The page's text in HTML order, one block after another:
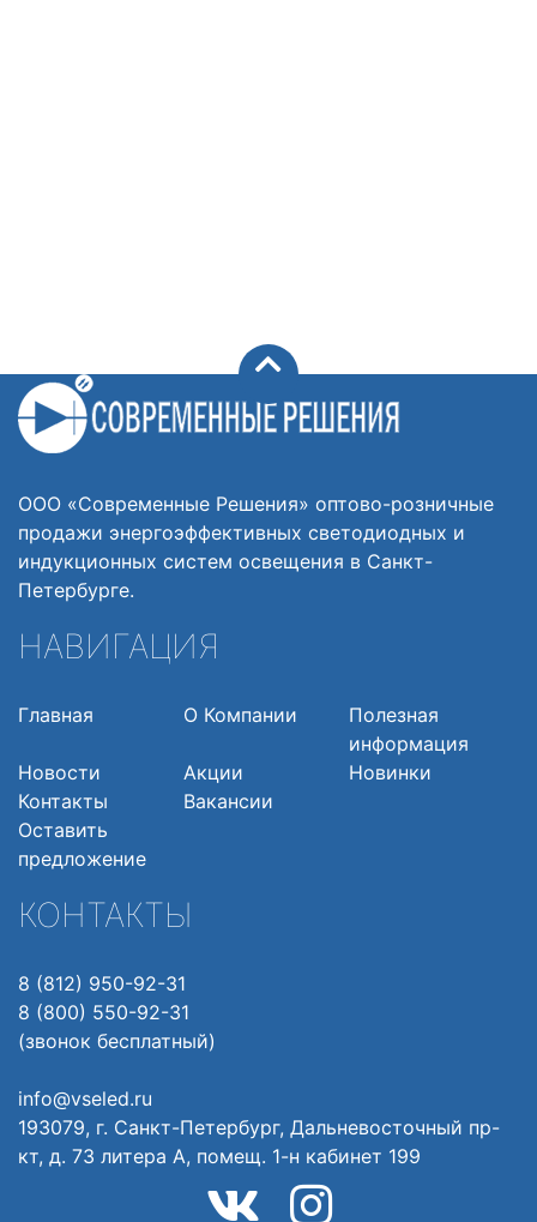
ООО «Современные Решения» оптово-розничные
продажи энергоэффективных светодиодных и
индукционных систем освещения в Санкт-
Петербурге.
НАВИГАЦИЯ
Главная О Компании
Полезная
информация
Новости
Акции
Новинки
Контакты
Вакансии
Оставить
предложение
КОНТАКТЫ
8 (812) 950-92-31
8 (800) 550-92-31
(звонок бесплатный)
info@vseled.ru
193079, г. Санкт-Петербург, Дальневосточный пр-
кт, д. 73 литера А, помещ. 1-н кабинет 199